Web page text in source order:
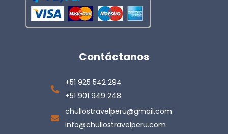
Contáctanos
+51 925 542 294
+51 901 949 248
chullostravelperu@gmail.com
info@chullostravelperu.com